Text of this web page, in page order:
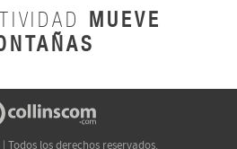
MUEVE
Todos los derechos reservados.